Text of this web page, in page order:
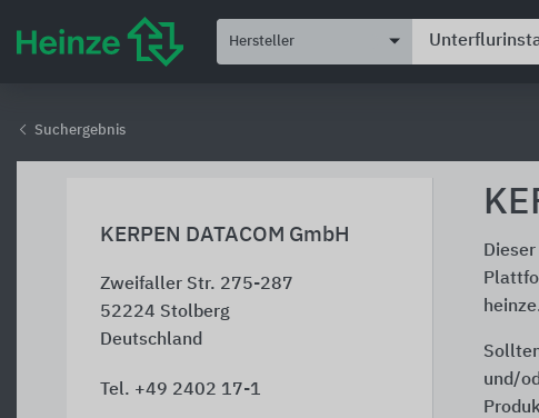
Hersteller
Suchergebnis
KERPEN DATACOM GmbH
Zweifaller Str. 275-287
52224 Stolberg
Deutschland
Tel. +49 2402 17-1
und/